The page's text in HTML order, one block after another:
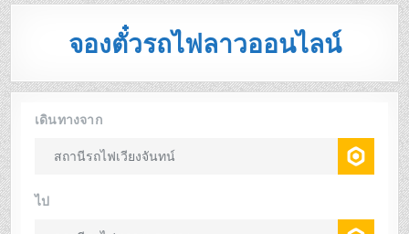
จองตั๋วรถไฟลาวออนไลน์